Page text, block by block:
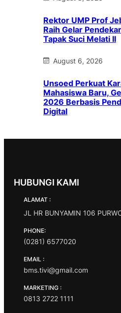
Rektor UMP Prof
Raih Gelar
Tapak Suci Melati II
August 6, 2026
Unsoed Perkuat
Mahasiswa Baru,
2026 Berbasis
Digital
HUBUNGI KAMI
ALAMAT :
JL HR BUNYAMIN 106
PHONE:
(0281) 6577020
EMAIL :
bms.tivi@gmail.com
MARKETING :
0813 2722 1111